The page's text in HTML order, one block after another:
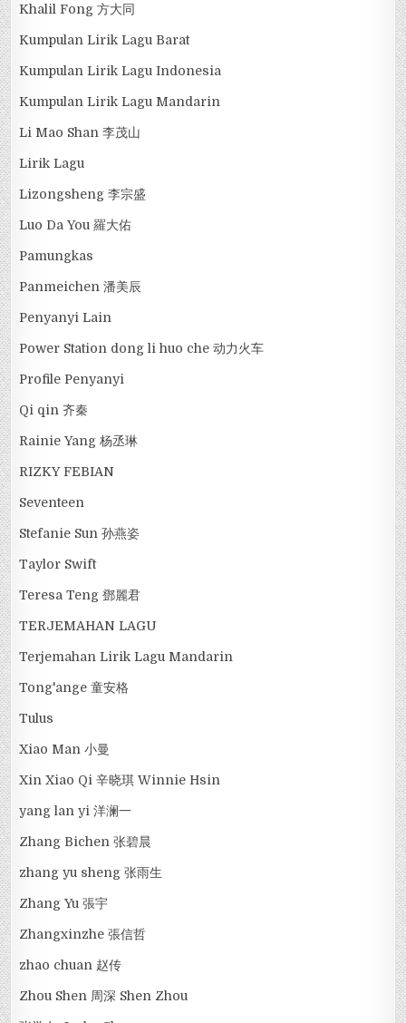
Khalil Fong 方大同
Kumpulan Lirik Lagu Barat
Kumpulan Lirik Lagu Indonesia
Kumpulan Lirik Lagu Mandarin
Li Mao Shan 李茂山
Lirik Lagu
Lizongsheng 李宗盛
Luo Da You 羅大佑
Pamungkas
Panmeichen 潘美辰
Penyanyi Lain
Power Station dong li huo che 动力火车
Profile Penyanyi
Qi qin 齐秦
Rainie Yang 杨丞琳
RIZKY FEBIAN
Seventeen
Stefanie Sun 孙燕姿
Taylor Swift
Teresa Teng 鄧麗君
TERJEMAHAN LAGU
Terjemahan Lirik Lagu Mandarin
Tong'ange 童安格
Tulus
Xiao Man 小曼
Xin Xiao Qi 辛晓琪 Winnie Hsin
yang lan yi 洋澜一
Zhang Bichen 张碧晨
zhang yu sheng 张雨生
Zhang Yu 張宇
Zhangxinzhe 張信哲
zhao chuan 赵传
Zhou Shen 周深 Shen Zhou